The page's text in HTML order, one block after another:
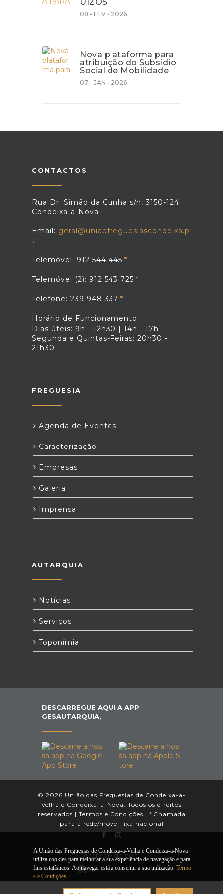
UÍZOS
08 - FEV - 2026
Nova plataforma para
atribuição do Subsídio
Social de Mobilidade
07 - JAN - 2026
CONTACTOS
Rua Dr. Simão da Cunha s/n, 3150-124
Condeixa-a-Nova
Email: geral@uniaofreguesiascondeixa.p
t
Telemóvel: 912 544 445
Telemóvel (2): 912 543 725
Telefone: 239 948 337
Horário de Funcionamento:
Dias úteis: 9h - 12h30 | 14h - 17h
Segunda e Quintas-Feiras: 20h30 -
21h30
FREGUESIA
Agenda de Eventos
Caracterização
Empresas
Galeria
Imprensa
AUTARQUIA
Notícias
Serviços
Toponímia
DESCARREGUE AQUI A APP
GESAUTARQUIA,
© 2026 União das Freguesias de Condeixa-a-
Velha e Condeixa-a-Nova. Todos os direitos
reservados | Termos e Condições | * Chamada
para a rede/móvel fixa nacional
Desenvolvido por:
A União das Freguesias de Condeixa-a-Velha e Condeixa-a-Nova
utiliza cookies para melhorar a sua experiência de navegação e para
fins estatísticos. Ao navegar está a consentir a sua utilização. Termo
s e Condições